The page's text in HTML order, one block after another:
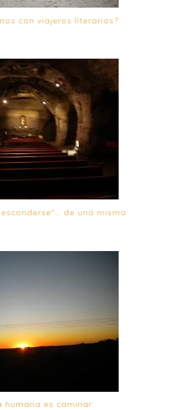
con viajeros literarios?
de una misma
humana es caminar